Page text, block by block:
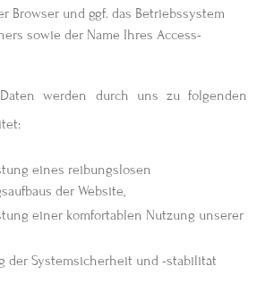
Browser und ggf. das Betriebssystem
sowie der Name Ihres Access-
werden durch uns zu folgenden
eines reibungslosen
der Website,
einer komfortablen Nutzung unserer
der Systemsicherheit und -stabilität